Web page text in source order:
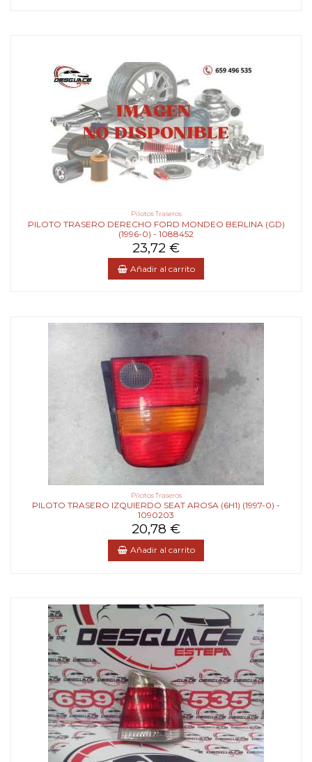
Pilotos Traseros
PILOTO TRASERO DERECHO FORD MONDEO BERLINA (GD)
(1996-0) - 1088452
23,72 €
Añadir al carrito
Pilotos Traseros
PILOTO TRASERO IZQUIERDO SEAT AROSA (6H1) (1997-0) -
1090203
20,78 €
Añadir al carrito